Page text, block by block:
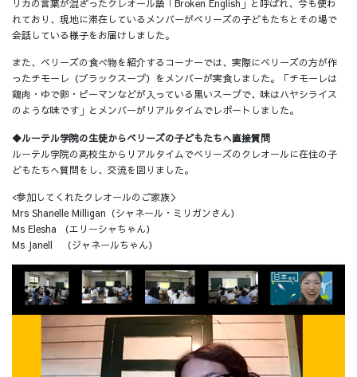
リカの言葉が混ざったクレオール語「Broken English」と呼ばれ、今も使わ
れており、現地に滞在しているメンバーがベリーズの子どもたちとその場で
会話している様子をお届けしました。
また、ベリーズの食べ物を紹介するコーナーでは、実際にベリーズの方が作
ったチモーレ（ブラックスープ）をメンバーが実食しました。「チモーレは
鶏肉・ゆで卵・ピーマンなどが入っている黒いスープで、味はハヤシライス
のような味です」とメンバーがリアルタイムでレポートしました。
◆ルーテル学院の生徒からベリーズの子どもたちへ直接質問
ルーテル学院の高校生からリアルタイムでベリーズのクレオールに在住の子
どもたちへ質問をし、交流を図りました。
<参加してくれたクレオールのご家族＞
Mrs Shanelle Milligan（シャネール・ミリガンさん）
Ms Elesha （エリーシャちゃん）
Ms Janell （ジャネールちゃん）